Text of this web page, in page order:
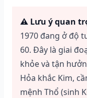
⚠️ Lưu ý quan
1970 đang ở độ
60. Đây là giai
khỏe và tận
Hỏa khắc Kim,
mệnh Thổ (sinh